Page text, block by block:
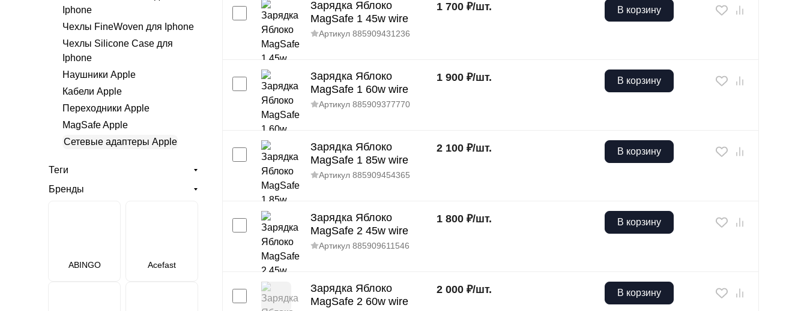
Iphone
Чехлы FineWoven для Iphone
Чехлы Silicone Case для
Iphone
Наушники Apple
Кабели Apple
Переходники Apple
MagSafe Apple
Сетевые адаптеры Apple
Теги
Бренды
ABINGO Acefast
Зарядка Яблоко
MagSafe 1 45w wire
Артикул 885909431236
1 700 ₽/шт. В корзину
Зарядка Яблоко
MagSafe 1 60w wire
Артикул 885909377770
1 900 ₽/шт. В корзину
Зарядка Яблоко
MagSafe 1 85w wire
Артикул 885909454365
2 100 ₽/шт. В корзину
Зарядка Яблоко
MagSafe 2 45w wire
Артикул 885909611546
1 800 ₽/шт. В корзину
Зарядка Яблоко
MagSafe 2 60w wire
2 000 ₽/шт. В корзину